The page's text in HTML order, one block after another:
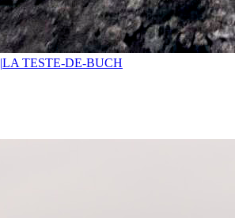
|LA TESTE-DE-BUCH